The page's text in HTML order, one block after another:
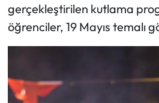
gerçekleştirilen kutlama
öğrenciler, 19 Mayıs temalı